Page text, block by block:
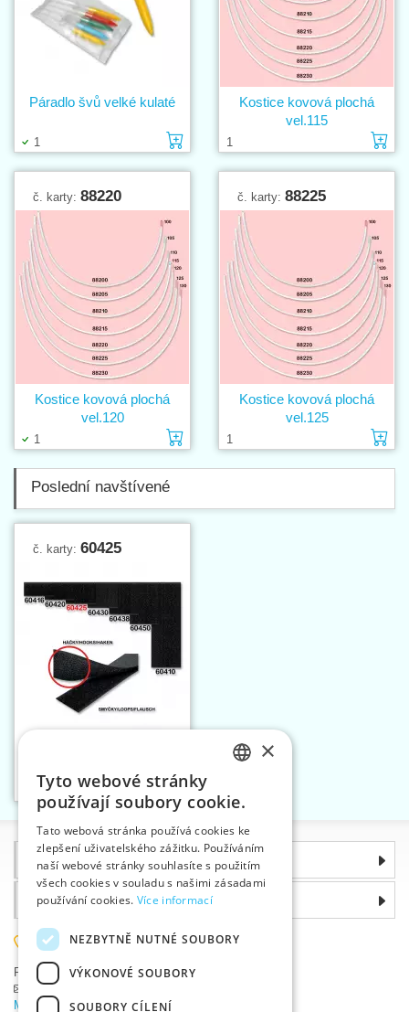
1 Vložit do košíku
Páradlo švů velké kulaté
1
Kostice kovová plochá
vel.115
č. karty: 88220
1 Vložit do košíku
Kostice kovová plochá
vel.120
č. karty: 88225
1
Kostice kovová plochá
vel.125
Poslední navštívené
č. karty: 60425
Vložit do košíku
Informace
Proč si zvolit právě nás
585 051 217
Plzeňská 868, 783 91 Uničov, Česká republika
Položit dotaz
Máte problémy s přihlášením ?
ENGLISH
GERMAN
×
Tyto webové stránky
používají soubory cookie.
Tato webová stránka používá cookies ke
zlepšení uživatelského zážitku. Používáním
naší webové stránky souhlasíte s použitím
všech cookies v souladu s našimi zásadami
používání cookies. Více informací
NEZBYTNĚ NUTNÉ SOUBORY
VÝKONOVÉ SOUBORY
SOUBORY CÍLENÍ